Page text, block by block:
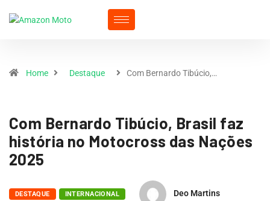
Home Destaque Com Bernardo Tibúcio,…
Com Bernardo Tibúcio, Brasil faz
história no Motocross das Nações
2025
DESTAQUE INTERNACIONAL Deo Martins